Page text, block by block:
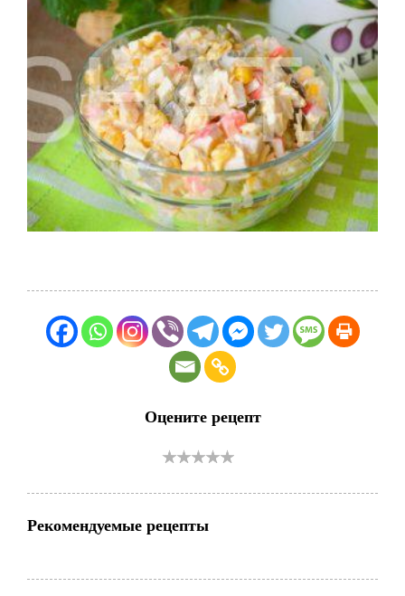
Оцените рецепт
Рекомендуемые рецепты